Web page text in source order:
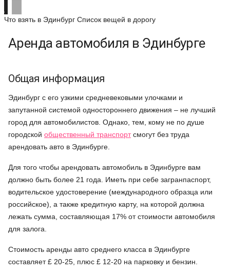
Что взять в Эдинбург Список вещей в дорогу
Аренда автомобиля в Эдинбурге
Общая информация
Эдинбург с его узкими средневековыми улочками и
запутанной системой одностороннего движения – не лучший
город для автомобилистов. Однако, тем, кому не по душе
городской общественный транспортсмогут без труда
арендовать авто в Эдинбурге.
Для того чтобы арендовать автомобиль в Эдинбурге вам
должно быть более 21 года. Иметь при себе загранпаспорт,
водительское удостоверение (международного образца или
российское), а также кредитную карту, на которой должна
лежать сумма, составляющая 17% от стоимости автомобиля
для залога.
Стоимость аренды авто среднего класса в Эдинбурге
составляет £ 20-25, плюс £ 12-20 на парковку и бензин.